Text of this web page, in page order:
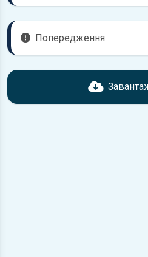
Попередження
Перед завантаженням
Toyota Land Cruiser, що надані в